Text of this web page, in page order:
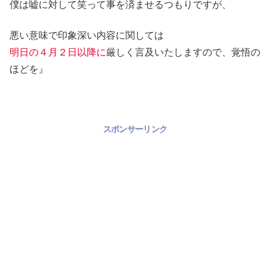
僕は嘘に対して笑って事を済ませるつもりですが、
悪い意味で印象深い内容に関しては
明日の４月２日以降に厳しく言及いたしますので、覚悟の
ほどを』
スポンサーリンク